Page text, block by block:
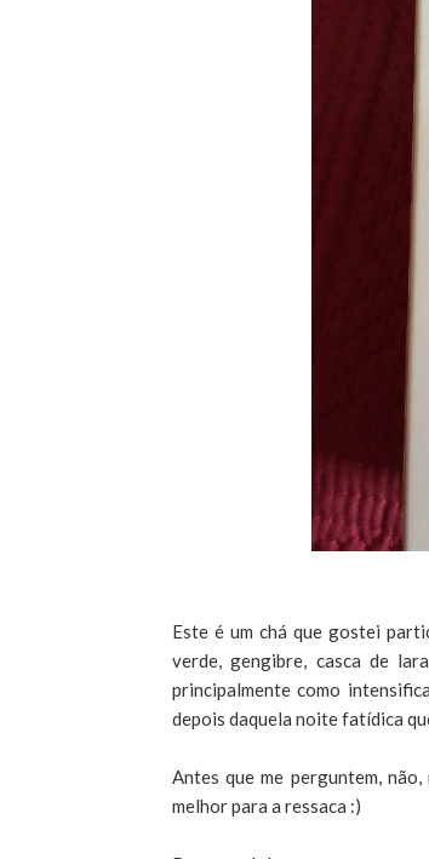
Este é um chá que gostei
verde, gengibre, casca de
principalmente como
depois daquela noite fatídica
Antes que me perguntem,
melhor para a ressaca :)